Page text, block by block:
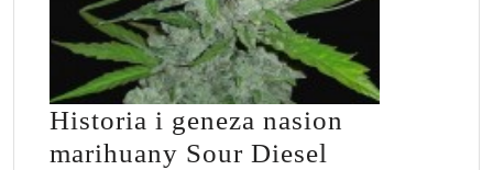
Historia i geneza nasion
marihuany Sour Diesel